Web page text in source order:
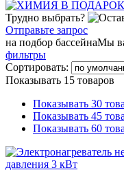
Трудно выбрать?
Отправьте запрос
на подбор бассейнаМы
фильтры
Сортировать:
Показывать 15 товаров
Показывать 30
Показывать 45
Показывать 60